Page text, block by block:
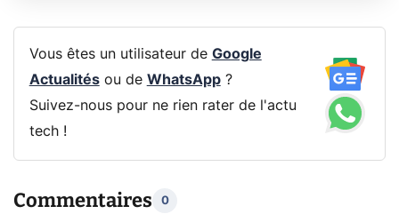
Vous êtes un utilisateur de Google
Actualitésou de WhatsApp?
Suivez-nous pour ne rien rater de l'actu
tech !
Commentaires 0